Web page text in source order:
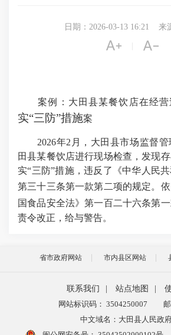
日期：2026-03-13 16:21 来
 
案例：大田县某餐饮店在经营
实“三防”措施案
2026年2 月，大田县市场监督
田县某餐饮店进行现场检查，发现
实“三防”措施，违反了《中华人民共
第三十三条第一款第二项的规定。
国食品安全法》第一百二十六条第
责令改正，给与警告。
省市政府网站 市内县区网站
联系我们 站点地图
网站标识码： 3504250007
中文域名：大田县人民政